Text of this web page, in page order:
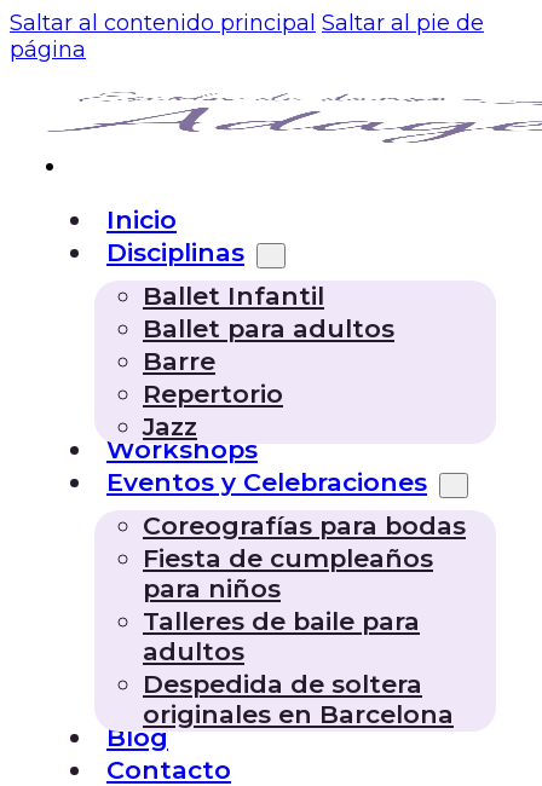
Saltar al contenido principal Saltar al pie de
página
Inicio
Disciplinas
Ballet Infantil
Ballet para adultos
Barre
Repertorio
Jazz
Workshops
Eventos y Celebraciones
Coreografías para bodas
Fiesta de cumpleaños
para niños
Talleres de baile para
adultos
Despedida de soltera
originales en Barcelona
Blog
Contacto